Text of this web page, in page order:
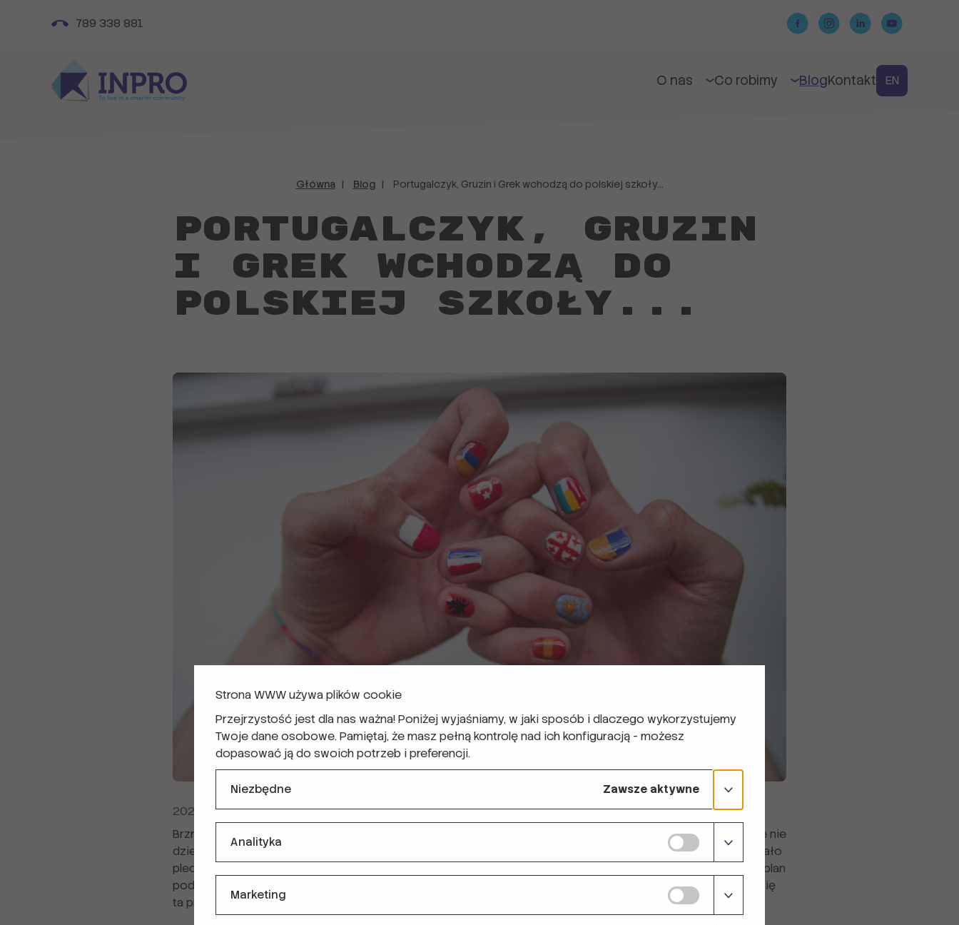
789 338 881
O nas Co robimy BlogKontakt EN
Główna Blog Portugalczyk, Gruzin i Grek wchodzą do polskiej szkoły...
Portugalczyk, Gruzin
i Grek wchodzą do
polskiej szkoły...
2023-12-23
Brzmi jak początek dowcipu, prawda? Ale tym razem zamiast żartu mamy historię o tym, jak różnice kulturowe nie
dzielą, ale zbliżają. W grudniu 2023 roku trzech naszych wolontariuszy – Portugalczyk, Gruzin i Grek - spakowało
plecaki i ruszyło do Cisnej, żeby przez trzy dni pracować z lokalnymi uczniami. Miał być jeszcze Francuz, ale plan
podróży miał własne pomysły. Ostatecznie Portugalczyk dołączył do ekipy w ostatniej chwili i tak zaczęła się
ta przygoda.
Strona WWW używa plików cookie
Przejrzystość jest dla nas ważna! Poniżej wyjaśniamy, w jaki sposób i dlaczego wykorzystujemy
Twoje dane osobowe. Pamiętaj, że masz pełną kontrolę nad ich konfiguracją - możesz
dopasować ją do swoich potrzeb i preferencji.
Niezbędne Zawsze aktywne
Analityka
Marketing